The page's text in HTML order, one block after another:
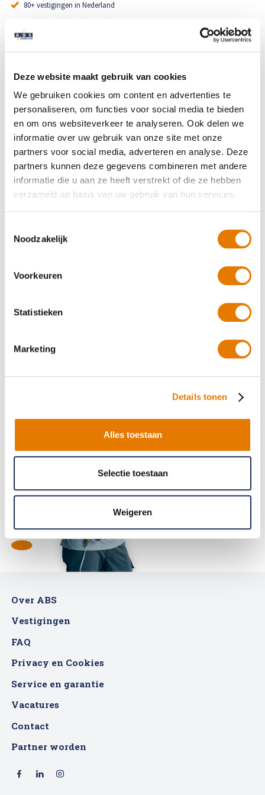
Deze website maakt gebruik van cookies
We gebruiken cookies om content en advertenties te
personaliseren, om functies voor social media te bieden
en om ons websiteverkeer te analyseren. Ook delen we
informatie over uw gebruik van onze site met onze
partners voor social media, adverteren en analyse. Deze
partners kunnen deze gegevens combineren met andere
informatie die u aan ze heeft verstrekt of die ze hebben
verzameld op basis van uw gebruik van hun services.
Noodzakelijk
Voorkeuren
Statistieken
Marketing
Details tonen
Alles toestaan
Selectie toestaan
Weigeren
High Tech Schadeherstel
Lakschade herstellen
Spotrepair
Steenslag herstellen
Velgen herstellen
Hagelschade herstellen
Alle soorten Specialisme
80+ vestigingen in Nederland
Merk-erkend schadeherstel
Schadeherstel- en BOVAG garantie
Klanten beoordelen ons met...
9.1
Schadeherstel
Specialisme
Vestigingen
Heeft u schade aan uw auto?
Wij helpen u graag. Bel ons of maak direct een reparatie
Over ABS
Vestigingen
FAQ
Privacy en Cookies
Service en garantie
Vacatures
Contact
Partner worden